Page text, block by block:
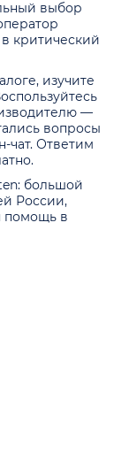
выбор
критический
изучите
—
вопросы
чат. Ответим
большой
России,
помощь в